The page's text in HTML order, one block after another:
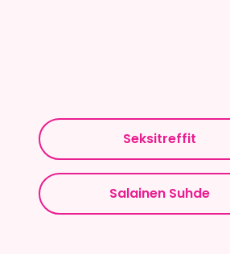
Seksitreffit
Salainen Suhde